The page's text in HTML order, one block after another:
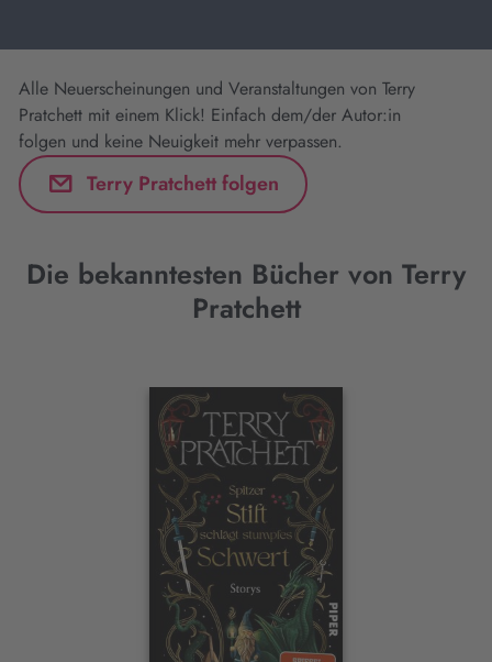
Alle Neuerscheinungen und Veranstaltungen von Terry
Pratchett mit einem Klick! Einfach dem/der Autor:in
folgen und keine Neuigkeit mehr verpassen.
Terry Pratchett folgen
Die bekanntesten Bücher von Terry
Pratchett